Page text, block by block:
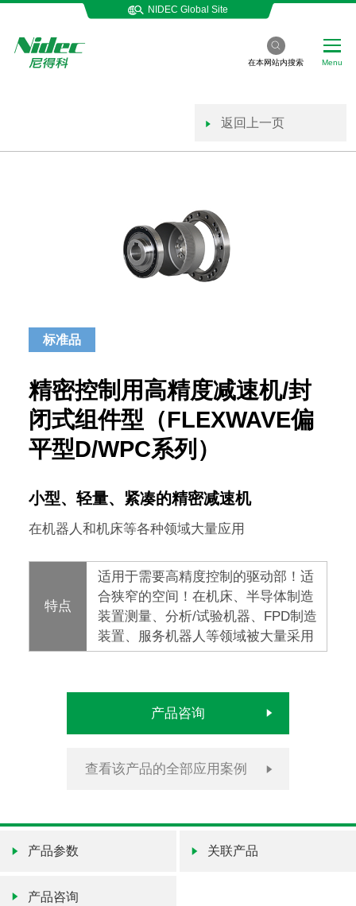
NIDEC Global Site
在本网站内搜索 Menu
返回上一页
标准品
精密控制用高精度减速机/封
闭式组件型（FLEXWAVE偏
平型D/WPC系列）
小型、轻量、紧凑的精密减速机
在机器人和机床等各种领域大量应用
特点
适用于需要高精度控制的驱动部！适
合狭窄的空间！在机床、半导体制造
装置测量、分析/试验机器、FPD制造
装置、服务机器人等领域被大量采用
产品咨询
查看该产品的全部应用案例
产品参数 关联产品
产品咨询